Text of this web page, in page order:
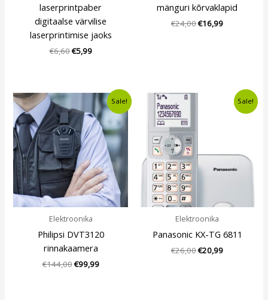
laserprintpaber
digitaalse värvilise
laserprintimise jaoks
€6,60€5,99
mänguri kõrvaklapid
€24,00€16,99
Sale!
Elektroonika
Philipsi DVT3120
rinnakaamera
€144,00
hind
oli:
€144,00.
€99,99
Current
price
is:
€99,99.
Sale!
Elektroonika
Panasonic KX-TG 6811
€26,00€20,99
Current
price